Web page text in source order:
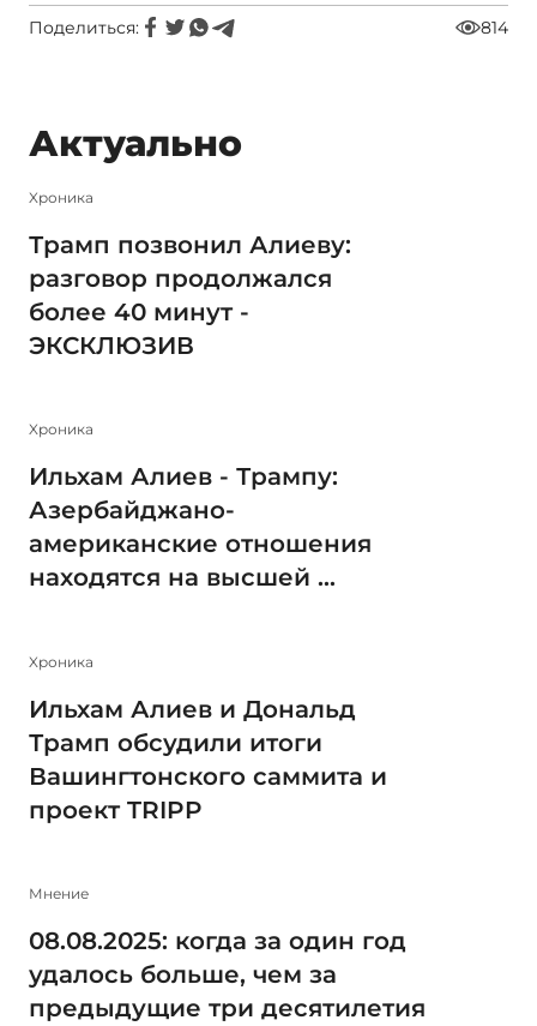
Поделиться: 814
Актуально
Xроника
Трамп позвонил Алиеву:
разговор продолжался
более 40 минут -
ЭКСКЛЮЗИВ
Xроника
Ильхам Алиев - Трампу:
Азербайджано-
американские отношения
находятся на высшей ...
Xроника
Ильхам Алиев и Дональд
Трамп обсудили итоги
Вашингтонского саммита и
проект TRIPP
Мнение
08.08.2025: когда за один год
удалось больше, чем за
предыдущие три десятилетия